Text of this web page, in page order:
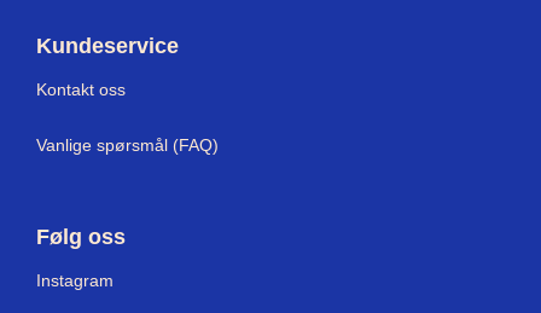
Kundeservice
Kontakt oss
Vanlige spørsmål (FAQ)
Følg oss
Instagram